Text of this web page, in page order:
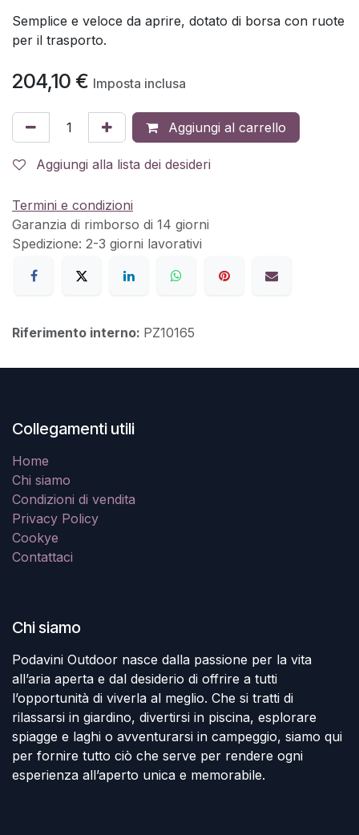
Semplice e veloce da aprire, dotato di borsa con ruote
per il trasporto.
204,10 € Imposta inclusa
Aggiungi al carrello
Aggiungi alla lista dei desideri
Termini e condizioni
Garanzia di rimborso di 14 giorni
Spedizione: 2-3 giorni lavorativi
Riferimento interno: PZ10165
Collegamenti utili
Home
Chi siamo
Condizioni di vendita
Privacy Policy
Cookye
Contattaci
Chi siamo
Podavini Outdoor nasce dalla passione per la vita
all’aria aperta e dal desiderio di offrire a tutti
l’opportunità di viverla al meglio. Che si tratti di
rilassarsi in giardino, divertirsi in piscina, esplorare
spiagge e laghi o avventurarsi in campeggio, siamo qui
per fornire tutto ciò che serve per rendere ogni
esperienza all’aperto unica e memorabile.